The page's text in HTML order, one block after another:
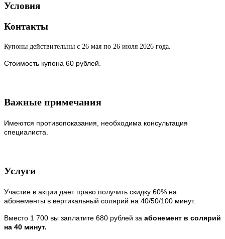
Условия
Контакты
Купоны действительны с 26 мая по 26 июля 2026 года.
Стоимость купона 60 рублей.
Важные примечания
Имеются противопоказания, необходима консультация
специалиста.
Услуги
Участие в акции дает право получить скидку 60% на
абонементы в вертикальный солярий на 40/50/100 минут.
Вместо 1 700 вы заплатите 680 рублей за абонемент в солярий
на 40 минут.